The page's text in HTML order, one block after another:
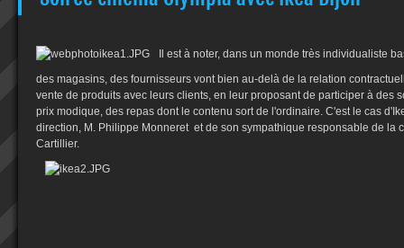
Il est à noter, dans un monde très individualiste
des magasins, des fournisseurs vont bien au-delà de la relation
vente de produits avec leurs clients, en leur proposant de participer à des
prix modique, des repas dont le contenu sort de l'ordinaire. C'est le cas
direction, M. Philippe Monneret et de son sympathique responsable de la
Cartillier.